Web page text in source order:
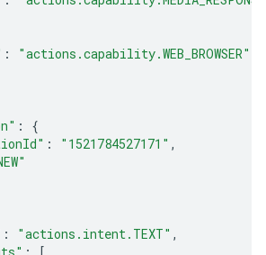
:
"actions.capability.WEB_BROWSER"
:
{
: "1521784527171" ,
: "actions.intent.TEXT" ,